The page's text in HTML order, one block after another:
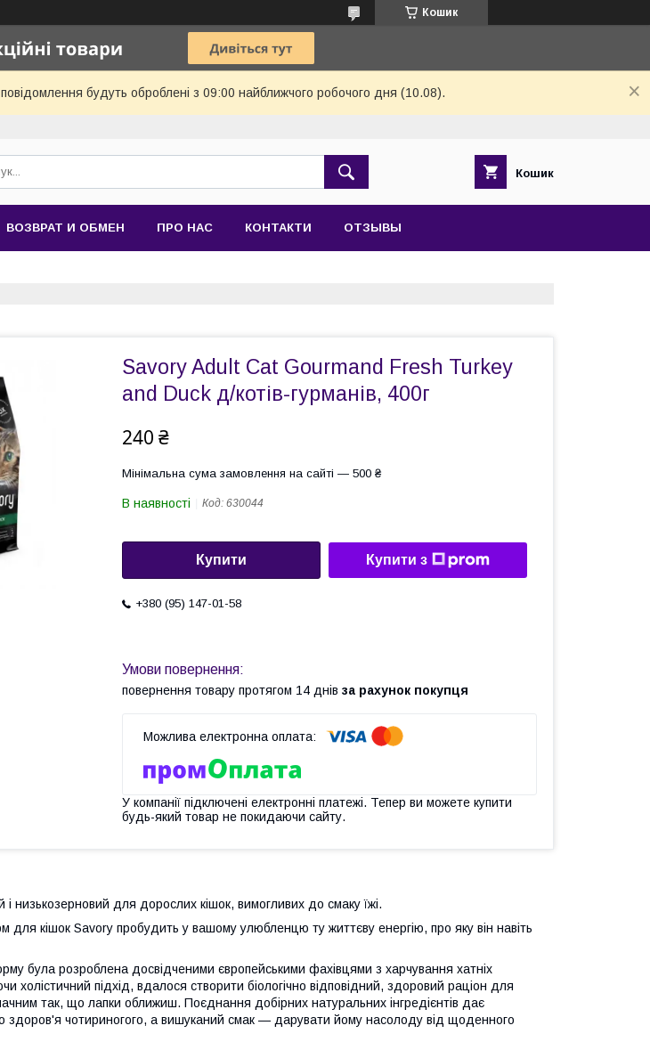
Кошик
будуть оброблені з 09:00 найближчого робочого дня (10.08).
Кошик
ВОЗВРАТ И ОБМЕН ПРО НАС КОНТАКТИ ОТЗЫВЫ
Savory Adult Cat Gourmand Fresh Turkey
and Duck д/котів-гурманів, 400г
240 ₴
Мінімальна сума замовлення на сайті — 500 ₴
В наявності Код: 630044
Купити Купити з
+380 (95) 147-01-58
повернення товару протягом 14 днів за рахунок покупця
У компанії підключені електронні платежі. Тепер ви можете купити
будь-який товар не покидаючи сайту.
низькозерновий для дорослих кішок, вимогливих до смаку їжі.
для кішок Savory пробудить у вашому улюбленцю ту життєву енергію, про яку він навіть
була розроблена досвідченими європейськими фахівцями з харчування хатніх
холістичний підхід, вдалося створити біологічно відповідний, здоровий раціон для
так, що лапки оближиш. Поєднання добірних натуральних інгредієнтів дає
здоров'я чотириногого, а вишуканий смак — дарувати йому насолоду від щоденного